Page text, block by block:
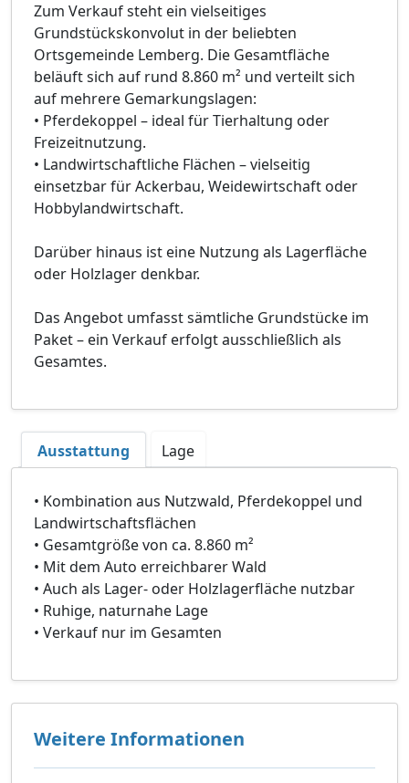
Zum Verkauf steht ein vielseitiges
Grundstückskonvolut in der beliebten
Ortsgemeinde Lemberg. Die Gesamtfläche
beläuft sich auf rund 8.860 m² und verteilt sich
auf mehrere Gemarkungslagen:
• Pferdekoppel – ideal für Tierhaltung oder
Freizeitnutzung.
• Landwirtschaftliche Flächen – vielseitig
einsetzbar für Ackerbau, Weidewirtschaft oder
Hobbylandwirtschaft.
Darüber hinaus ist eine Nutzung als Lagerfläche
oder Holzlager denkbar.
Das Angebot umfasst sämtliche Grundstücke im
Paket – ein Verkauf erfolgt ausschließlich als
Gesamtes.
Ausstattung Lage
• Kombination aus Nutzwald, Pferdekoppel und
Landwirtschaftsflächen
• Gesamtgröße von ca. 8.860 m²
• Mit dem Auto erreichbarer Wald
• Auch als Lager- oder Holzlagerfläche nutzbar
• Ruhige, naturnahe Lage
• Verkauf nur im Gesamten
Weitere Informationen